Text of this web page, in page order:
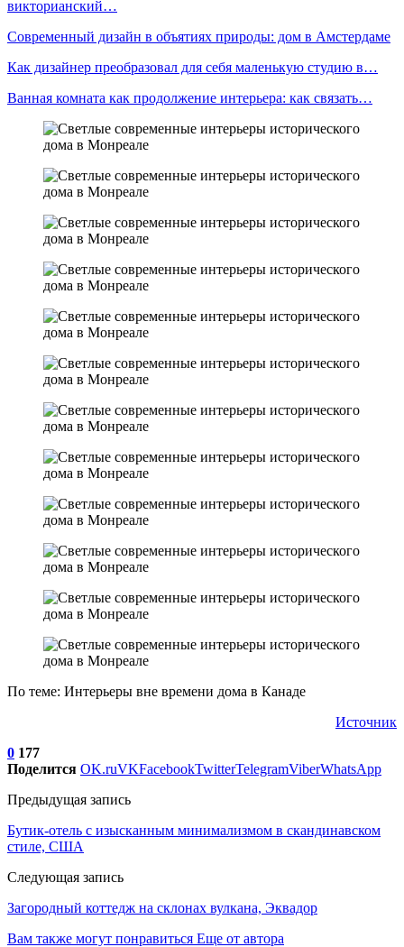
викторианский…
Современный дизайн в объятиях природы: дом в Амстердаме
Как дизайнер преобразовал для себя маленькую студию в…
Ванная комната как продолжение интерьера: как связать…
По теме: Интерьеры вне времени дома в Канаде
Источник
0 177
Поделится OK.ruVKFacebookTwitterTelegramViberWhatsApp
Предыдущая запись
Бутик-отель с изысканным минимализмом в скандинавском
стиле, США
Следующая запись
Загородный коттедж на склонах вулкана, Эквадор
Вам также могут понравиться Еще от автора